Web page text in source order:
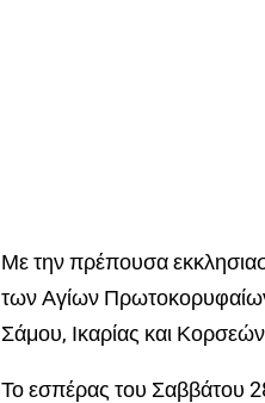
Με την πρέπουσα
των Αγίων
Σάμου, Ικαρίας και
Το εσπέρας του Σαββάτου